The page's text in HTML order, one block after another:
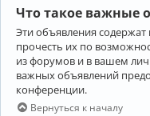
Что такое важные
Эти объявления
прочесть их по
из форумов и в вашем
важных объявлений
конференции.
Вернуться к началу